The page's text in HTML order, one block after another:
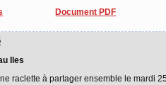
Document PDF
Iles
raclette à partager ensemble le mardi